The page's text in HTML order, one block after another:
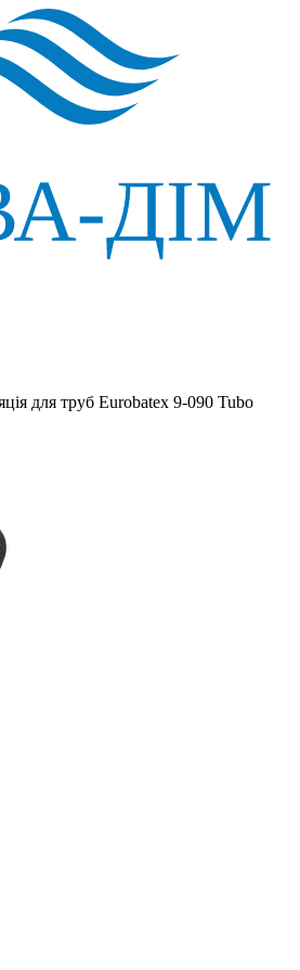
для труб Eurobatex 9-090 Tubo